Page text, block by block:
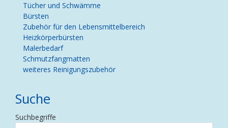
Tücher und Schwämme
Bürsten
Zubehör für den Lebensmittelbereich
Heizkörperbürsten
Malerbedarf
Schmutzfangmatten
weiteres Reinigungszubehör
Suche
Suchbegriffe